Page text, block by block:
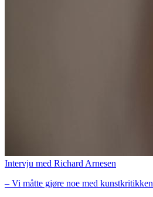
Intervju med Richard Arnesen
– Vi måtte gjøre noe med kunstkritikken